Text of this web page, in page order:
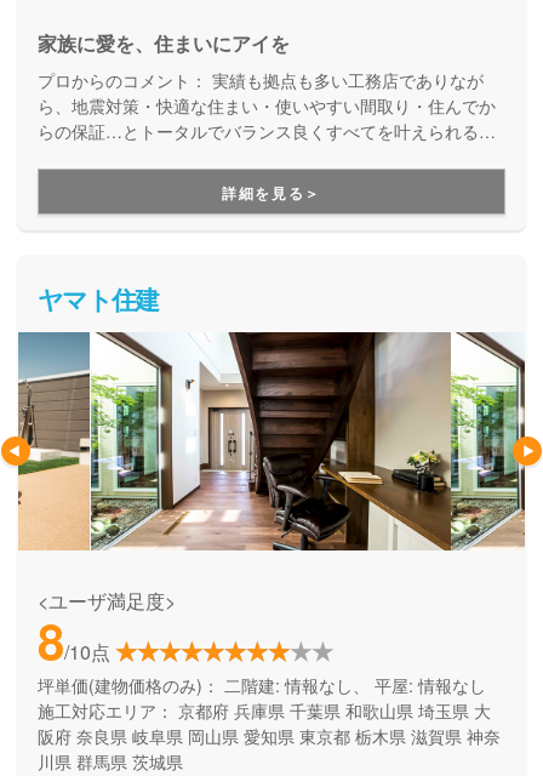
家族に愛を、住まいにアイを
プロからのコメント：
ら、地震対策・快適な住まい・使いやすい間取り・住んでか
らの保証…とトータルでバランス良くすべてを叶えられる家
用できる間取り提案も得意なので、末長く安心して暮らせる
住まいをお求めの方、安心できるプロにまるっとお任せした
い方にもお勧めしています。
詳細を見る＞
ヤマト住建
<ユーザ満足度>
8/10点
坪単価(建物価格のみ)： 二階建: 情報なし、 平屋: 情報なし
施工対応エリア： 京都府 兵庫県 千葉県 和歌山県 埼玉県 大
阪府 奈良県 岐阜県 岡山県 愛知県 東京都 栃木県 滋賀県 神奈
川県 群馬県 茨城県